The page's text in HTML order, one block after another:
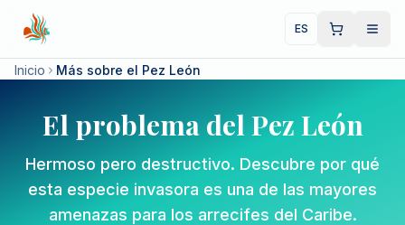
ES
Inicio Más sobre el Pez León
El problema del Pez León
Hermoso pero destructivo. Descubre por qué
esta especie invasora es una de las mayores
amenazas para los arrecifes del Caribe.